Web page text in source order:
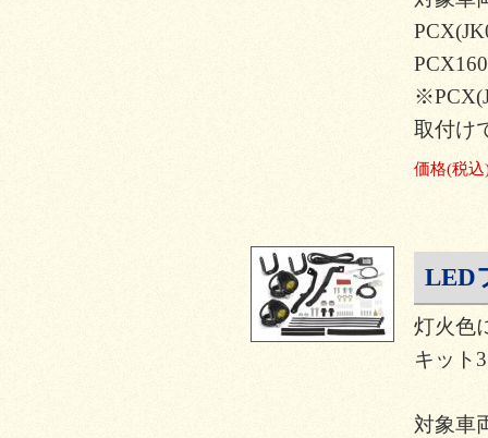
取付け
価格(税込
LED
灯火色
キット
対象車